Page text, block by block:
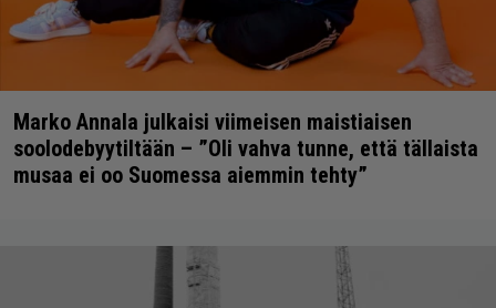
Marko Annala julkaisi viimeisen maistiaisen
soolodebyytiltään – ”Oli vahva tunne, että tällaista
musaa ei oo Suomessa aiemmin tehty”